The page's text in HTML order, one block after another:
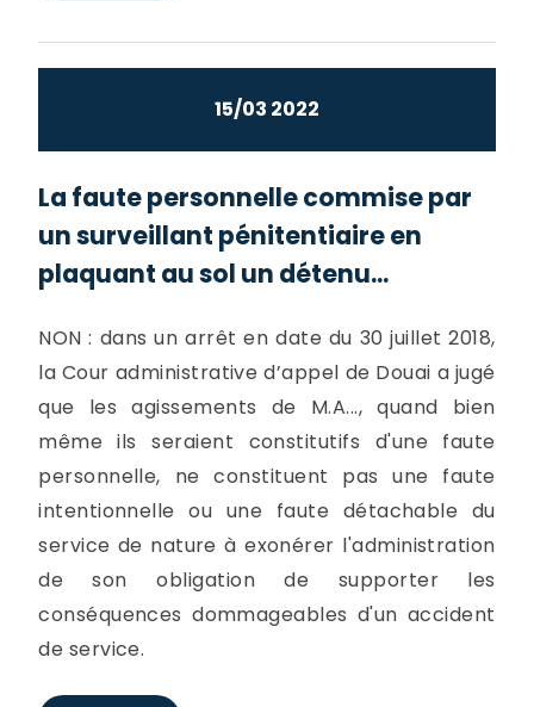
15/03 2022
La faute personnelle commise par
un surveillant pénitentiaire en
plaquant au sol un détenu...
NON : dans un arrêt en date du 30 juillet 2018,
la Cour administrative d’appel de Douai a jugé
que les agissements de M.A..., quand bien
même ils seraient constitutifs d'une faute
personnelle, ne constituent pas une faute
intentionnelle ou une faute détachable du
service de nature à exonérer l'administration
de son obligation de supporter les
conséquences dommageables d'un accident
de service.